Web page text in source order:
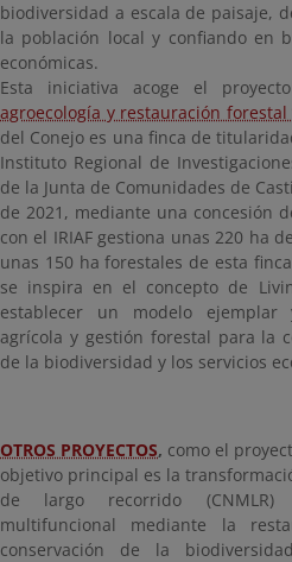
biodiversidad a escala de paisaje,
la población local y confiando en
económicas.
Esta iniciativa acoge el proyecto
agroecología y restauración forestal
del Conejo es una finca de
Instituto Regional de
de la Junta de Comunidades de
de 2021, mediante una concesión
con el IRIAF gestiona unas 220 ha
unas 150 ha forestales de esta
se inspira en el concepto de
establecer un modelo
agrícola y gestión forestal para la
de la biodiversidad y los servicios
OTROS PROYECTOS, como el
objetivo principal es la
de largo recorrido
multifuncional mediante la
conservación de la